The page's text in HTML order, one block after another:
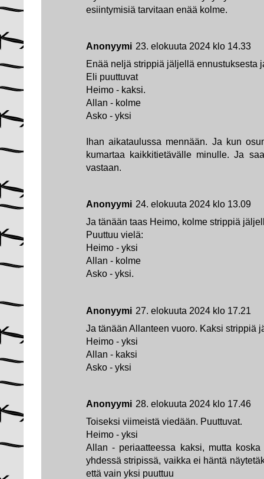
esiintymisiä tarvitaan enää kolme.
Anonyymi 23. elokuuta 2024 klo 14.33
Enää neljä strippiä jäljellä ennustuksesta
Eli puuttuvat
Heimo - kaksi.
Allan - kolme
Asko - yksi
Ihan aikataulussa mennään. Ja kun
kumartaa kaikkitietävälle minulle. Ja
vastaan.
Anonyymi 24. elokuuta 2024 klo 13.09
Ja tänään taas Heimo, kolme strippiä
Puuttuu vielä:
Heimo - yksi
Allan - kolme
Asko - yksi.
Anonyymi 27. elokuuta 2024 klo 17.21
Ja tänään Allanteen vuoro. Kaksi strippiä
Heimo - yksi
Allan - kaksi
Asko - yksi
Anonyymi 28. elokuuta 2024 klo 17.46
Toiseksi viimeistä viedään. Puuttuvat.
Heimo - yksi
Allan - periaatteessa kaksi, mutta
yhdessä stripissä, vaikka ei häntä
että vain yksi puuttuu